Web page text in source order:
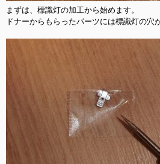
まずは、標識灯の加工から始めます。
ドナーからもらったパーツには標識灯の穴